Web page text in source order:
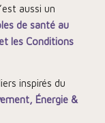
aussi un
de santé au
les Conditions
inspirés du
Énergie &